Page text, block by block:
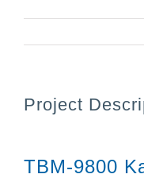
Project
TBM-9800